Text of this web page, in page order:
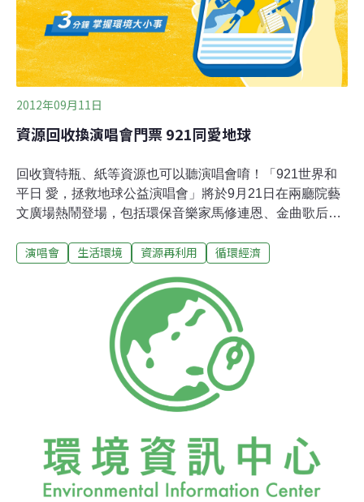
身的楊雅喆，曾說明這一波貼上反核貼紙的運動，是由錄
音師周震與設計師王士銘發起的，當時楊雅喆尚大嘆「可
惜的是，敢貼上貼紙的人並不
2012年09月11日
資源回收換演唱會門票 921同愛地球
回收寶特瓶、紙等資源也可以聽演唱會唷！「921世界和
平日 愛，拯救地球公益演唱會」將於9月21日在兩廳院藝
文廣場熱鬧登場，包括環保音樂家馬修連恩、金曲歌后許
盛忠表示，希望能藉由音樂的力量，喚醒民眾對於環保的
北市政府與台北市環保再生創意協會連袂舉辦「921世界
和平日 愛，拯救地球公益演唱會」，此場演唱會演出陣容
十分堅強，包含環保音樂家馬修連恩、金曲歌后許景淳、
賽德克女兒坦漾梅姬等心靈系歌手。「表象的垃圾要回
收，心中的垃圾也要做心靈環保。」環保再生創意協會理
事長連苑伶表示，舉辦這場演唱會除了希望能藉由動人的
音樂淨化眾人的心靈外，同時也希望在音樂的領導下，喚
活中，對於地球造成的傷害。除了堅強的音樂陣容外，這
場演唱會是首場利用「資源回收物」兌換門
演唱會 生活環境 資源再利用 循環經濟